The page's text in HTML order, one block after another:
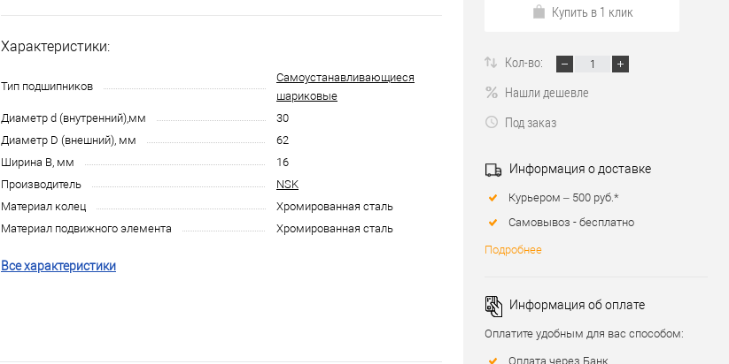
Характеристики:
Тип подшипников
Самоустанавливающиеся
шариковые
Диаметр d (внутренний),мм
30
Диаметр D (внешний), мм
62
Ширина B, мм
16
Производитель
NSK
Материал колец
Хромированная сталь
Материал подвижного элемента
Хромированная сталь
Все характеристики
Купить в 1 клик
Кол-во:
Нашли дешевле
Под заказ
Информация о доставке
Курьером – 500 руб.*
Самовывоз - бесплатно
Подробнее
Информация об оплате
Оплатите удобным для вас способом:
Оплата через Банк